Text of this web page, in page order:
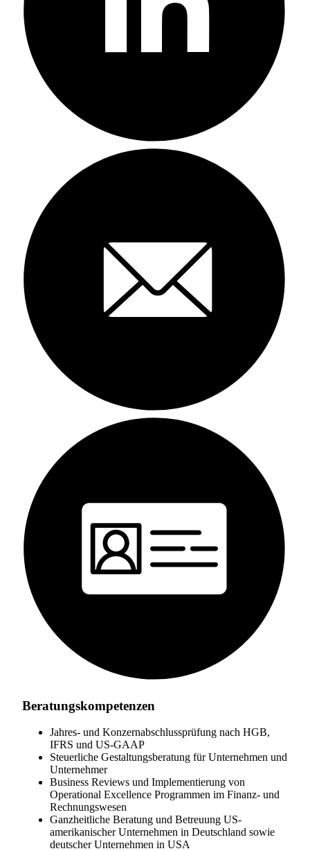
Beratungskompetenzen
Jahres- und Konzernabschlussprüfung nach HGB,
IFRS und US-GAAP
Steuerliche Gestaltungsberatung für Unternehmen und
Unternehmer
Business Reviews und Implementierung von
Operational Excellence Programmen im Finanz- und
Rechnungswesen
Ganzheitliche Beratung und Betreuung US-
amerikanischer Unternehmen in Deutschland sowie
deutscher Unternehmen in USA